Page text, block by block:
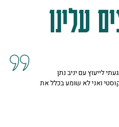
עלינו
לכל השאלות מנציגה
לנו על פיתרון להד בחלל